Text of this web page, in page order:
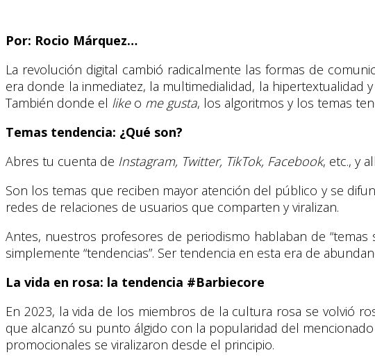
Por: Rocio Márquez…
La revolución digital cambió radicalmente las formas de
era donde la inmediatez, la multimedialidad, la
También donde el like o me gusta, los algoritmos y los temas
Temas tendencia: ¿Qué son?
Abres tu cuenta de Instagram, Twitter, TikTok, Facebook, etc., y
Son los temas que reciben mayor atención del público y se
redes de relaciones de usuarios que comparten y viralizan.
Antes, nuestros profesores de periodismo hablaban de
simplemente “tendencias”. Ser tendencia en esta era de
La vida en rosa: la tendencia #Barbiecore
En 2023, la vida de los miembros de la cultura rosa se volvió
que alcanzó su punto álgido con la popularidad del
promocionales se viralizaron desde el principio.